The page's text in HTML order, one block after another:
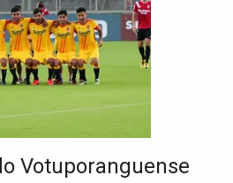
Votuporanguense